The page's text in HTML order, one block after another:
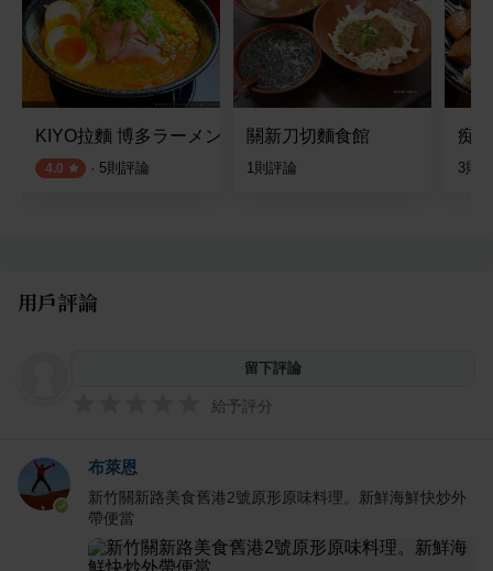
KIYO拉麵 博多ラーメン
4.0 · 5則評論
關新刀切麵食館
1 則評論
痴
3則
用戶評論
留下評論
給予評分
布萊恩
新竹關新路美食舊港2號原形原味料理。新鮮海鮮快炒外
帶便當